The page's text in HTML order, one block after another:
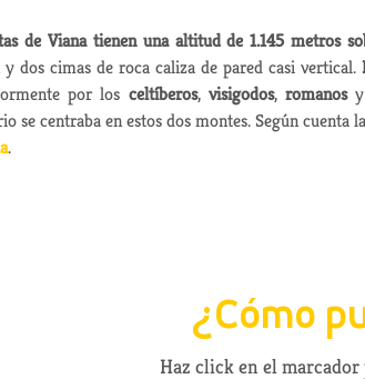
de Viana tienen una altitud de 1.145 metros
y dos cimas de roca caliza de pared casi vertical.
por los celtíberos, visigodos,romanosy
se centraba en estos dos montes. Según cuenta
.
¿Cómo
Haz click en el